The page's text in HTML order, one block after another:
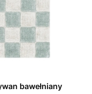
bawełniany